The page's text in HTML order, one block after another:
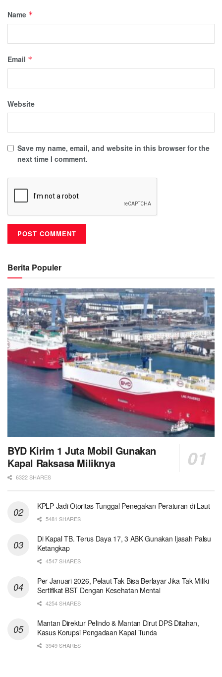
Name *
Email *
Website
Save my name, email, and website in this browser for the
next time I comment.
Berita Populer
BYD Kirim 1 Juta Mobil Gunakan
Kapal Raksasa Miliknya
6322 SHARES
KPLP Jadi Otoritas Tunggal Penegakan Peraturan di Laut
5481 SHARES
Di Kapal TB. Terus Daya 17, 3 ABK Gunakan Ijasah Palsu
Ketangkap
4547 SHARES
Per Januari 2026, Pelaut Tak Bisa Berlayar Jika Tak Miliki
Sertifikat BST Dengan Kesehatan Mental
4254 SHARES
Mantan Direktur Pelindo & Mantan Dirut DPS Ditahan,
Kasus Korupsi Pengadaan Kapal Tunda
3949 SHARES